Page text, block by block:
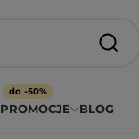
PROMOCJE
do -50%
BLOG